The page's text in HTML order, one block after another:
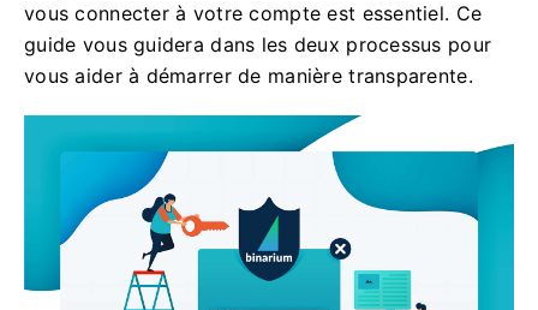
vous connecter à votre compte est essentiel. Ce
guide vous guidera dans les deux processus pour
vous aider à démarrer de manière transparente.